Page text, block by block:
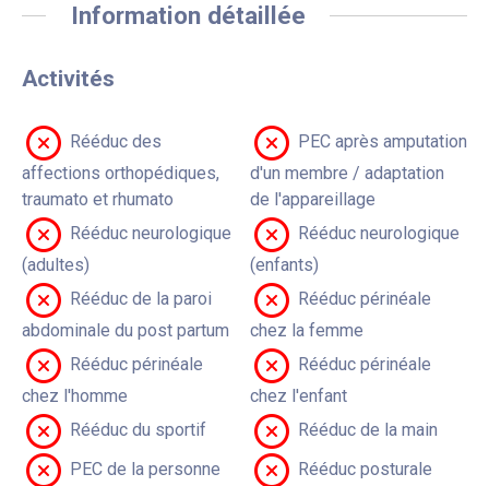
Information détaillée
Activités
Rééduc des
affections orthopédiques,
traumato et rhumato
PEC après amputation
d'un membre / adaptation
de l'appareillage
Rééduc neurologique
(adultes)
Rééduc neurologique
(enfants)
Rééduc de la paroi
abdominale du post partum
Rééduc périnéale
chez la femme
Rééduc périnéale
chez l'homme
Rééduc périnéale
chez l'enfant
Rééduc du sportif
Rééduc de la main
PEC de la personne
Rééduc posturale